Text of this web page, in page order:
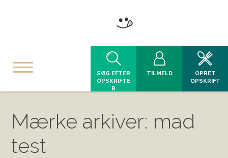
SØG EFTER
OPSKRIFTE
R
TILMELD
OPRET
OPSKRIFT
Mærke arkiver: mad
test